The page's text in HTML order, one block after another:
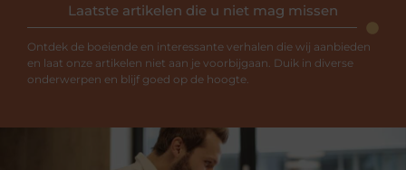
Laatste artikelen die u niet mag missen
Ontdek de boeiende en interessante verhalen die wij aanbieden
en laat onze artikelen niet aan je voorbijgaan. Duik in diverse
onderwerpen en blijf goed op de hoogte.